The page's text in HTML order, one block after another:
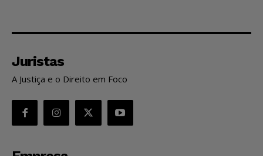
Juristas
A Justiça e o Direito em Foco